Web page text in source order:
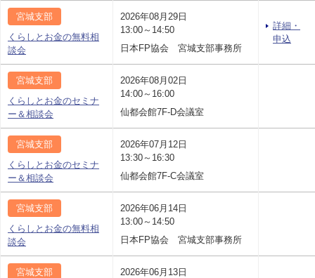
宮城支部
くらしとお金の無料相
談会
2026年08月29日
13:00～14:50
日本FP協会 宮城支部事務所
詳細・
申込
宮城支部
くらしとお金のセミナ
ー＆相談会
2026年08月02日
14:00～16:00
仙都会館7F-D会議室
宮城支部
くらしとお金のセミナ
ー＆相談会
2026年07月12日
13:30～16:30
仙都会館7F-C会議室
宮城支部
くらしとお金の無料相
談会
2026年06月14日
13:00～14:50
日本FP協会 宮城支部事務所
宮城支部
2026年06月13日